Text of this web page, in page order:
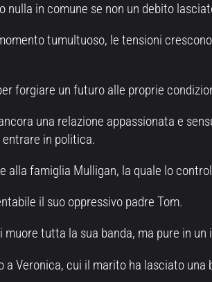
nulla in comune se non un debito
tumultuoso, le tensioni
forgiare un futuro alle proprie
una relazione appassionata e
in politica.
famiglia Mulligan, la quale lo
il suo oppressivo padre Tom.
tutta la sua banda, ma pure in
Veronica, cui il marito ha lasciato una